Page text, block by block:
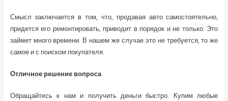
Смысл заключается в том, что, продавая авто самостоятельно,
придется его ремонтировать, приводит в порядок и не только. Это
займет много времени. В нашем же случае это не требуется, то же
самое и с поиском покупателя.
Отличное решение вопроса
Обращайтесь к нам и получить деньги быстро. Купим любые